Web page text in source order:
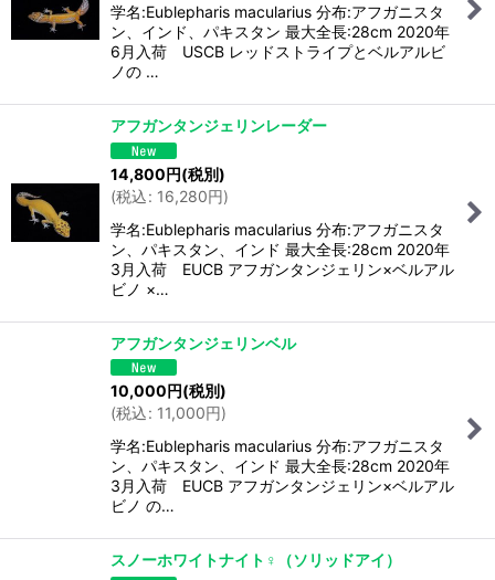
学名:Eublepharis macularius 分布:アフガニスタ
ン、インド、パキスタン 最大全長:28cm 2020年
6月入荷 USCB レッドストライプとベルアルビ
ノの …
アフガンタンジェリンレーダー
14,800円(税別)
(税込: 16,280円)
学名:Eublepharis macularius 分布:アフガニスタ
ン、パキスタン、インド 最大全長:28cm 2020年
3月入荷 EUCB アフガンタンジェリン×ベルアル
ビノ ×…
アフガンタンジェリンベル
10,000円(税別)
(税込: 11,000円)
学名:Eublepharis macularius 分布:アフガニスタ
ン、パキスタン、インド 最大全長:28cm 2020年
3月入荷 EUCB アフガンタンジェリン×ベルアル
ビノ の…
スノーホワイトナイト♀（ソリッドアイ）